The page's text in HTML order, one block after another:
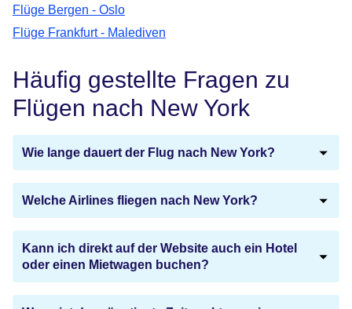
Flüge Bergen - Oslo
Flüge Frankfurt - Malediven
Häufig gestellte Fragen zu
Flügen nach New York
Wie lange dauert der Flug nach New York?
Welche Airlines fliegen nach New York?
Kann ich direkt auf der Website auch ein Hotel
oder einen Mietwagen buchen?